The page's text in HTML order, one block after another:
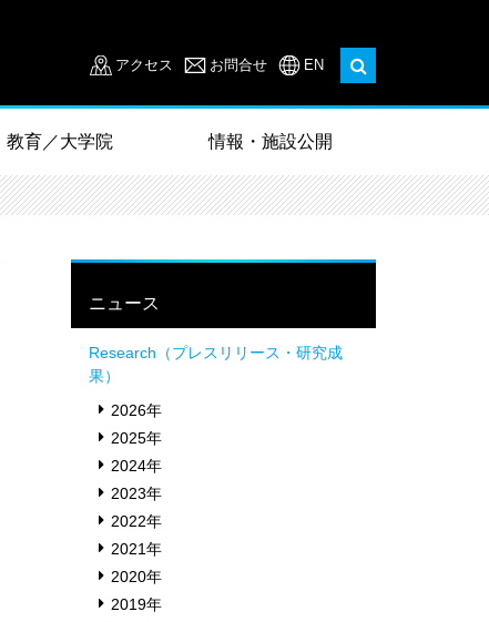
アクセス お問合せ EN
教育／大学院 情報・施設公開
ニュース
Research（プレスリリース・研究成
果）
2026年
2025年
2024年
2023年
2022年
2021年
2020年
2019年